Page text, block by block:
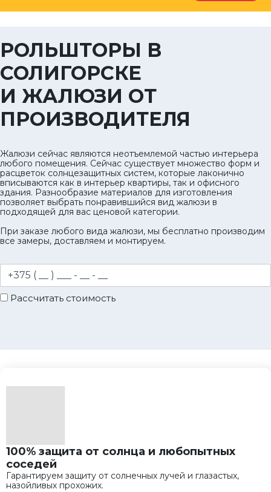
РОЛЬШТОРЫ В
СОЛИГОРСКЕ
И ЖАЛЮЗИ ОТ
ПРОИЗВОДИТЕЛЯ
Жалюзи сейчас являются неотъемлемой частью интерьера
любого помещения. Сейчас существует множество форм и
расцветок солнцезащитных систем, которые лаконично
вписываются как в интерьер квартиры, так и офисного
здания. Разнообразие материалов для изготовления
позволяет выбрать понравившийся вид жалюзи в
подходящей для вас ценовой категории.
При заказе любого вида жалюзи, мы бесплатно производим
все замеры, доставляем и монтируем.
Рассчитать стоимость
100% защита от солнца и любопытных
соседей
Гарантируем защиту от солнечных лучей и глазастых,
назойливых прохожих.